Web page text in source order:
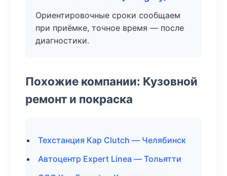
Ориентировочные сроки сообщаем
при приёмке, точное время — после
диагностики.
Похожие компании: Кузовной
ремонт и покраска
Техстанция Кар Clutch — Челябинск
Автоцентр Expert Linea — Тольятти